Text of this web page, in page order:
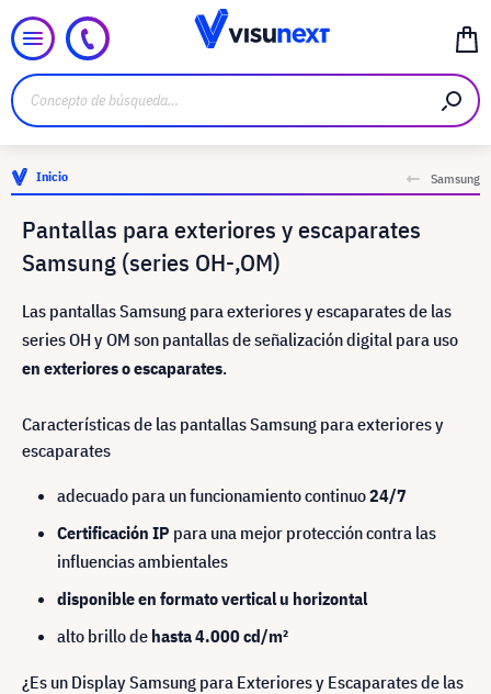
Inicio Samsung
Pantallas para exteriores y escaparates
Samsung (series OH-,OM)
Las pantallas Samsung para exteriores y escaparates de las
series OH y OM son pantallas de señalización digital para uso
en exteriores o escaparates.
Características de las pantallas Samsung para exteriores y
escaparates
adecuado para un funcionamiento continuo24/7
Certificación IP para una mejor protección contra las
influencias ambientales
disponible en formato vertical u horizontal
alto brillo de hasta 4.000 cd/m²
¿Es un Display Samsung para Exteriores y Escaparates de las